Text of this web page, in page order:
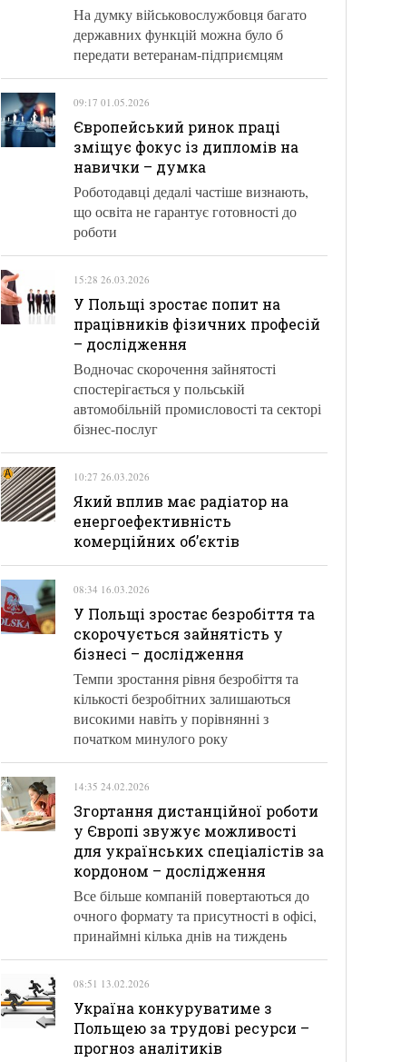
На думку військовослужбовця багато
державних функцій можна було б
передати ветеранам-підприємцям
09:17 01.05.2026
Європейський ринок праці
зміщує фокус із дипломів на
навички – думка
Роботодавці дедалі частіше визнають,
що освіта не гарантує готовності до
роботи
15:28 26.03.2026
У Польщі зростає попит на
працівників фізичних професій
– дослідження
Водночас скорочення зайнятості
спостерігається у польській
автомобільній промисловості та секторі
бізнес-послуг
10:27 26.03.2026
Який вплив має радіатор на
енергоефективність
комерційних об’єктів
08:34 16.03.2026
У Польщі зростає безробіття та
скорочується зайнятість у
бізнесі – дослідження
Темпи зростання рівня безробіття та
кількості безробітних залишаються
високими навіть у порівнянні з
початком минулого року
14:35 24.02.2026
Згортання дистанційної роботи
у Європі звужує можливості
для українських спеціалістів за
кордоном – дослідження
Все більше компаній повертаються до
очного формату та присутності в офісі,
принаймні кілька днів на тиждень
08:51 13.02.2026
Україна конкуруватиме з
Польщею за трудові ресурси –
прогноз аналітиків